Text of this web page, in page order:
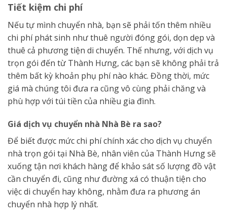
Tiết kiệm chi phí
Nếu tự mình chuyển nhà, bạn sẽ phải tốn thêm nhiều
chi phí phát sinh như thuê người đóng gói, dọn dẹp và
thuê cả phương tiện di chuyển. Thế nhưng, với dịch vụ
trọn gói đến từ Thành Hưng, các bạn sẽ không phải trả
thêm bất kỳ khoản phụ phí nào khác. Đồng thời, mức
giá mà chúng tôi đưa ra cũng vô cùng phải chăng và
phù hợp với túi tiền của nhiều gia đình.
Giá dịch vụ chuyển nhà Nhà Bè ra sao?
Để biết được mức chi phí chính xác cho dịch vụ chuyển
nhà trọn gói tại Nhà Bè, nhân viên của Thành Hưng sẽ
xuống tận nơi khách hàng để khảo sát số lượng đồ vật
cần chuyển đi, cũng như đường xá có thuận tiện cho
việc di chuyển hay không, nhằm đưa ra phương án
chuyển nhà hợp lý nhất.